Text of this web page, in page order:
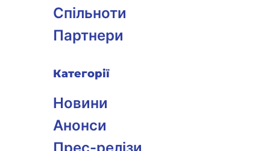
Спільноти
Партнери
Категорії
Новини
Анонси